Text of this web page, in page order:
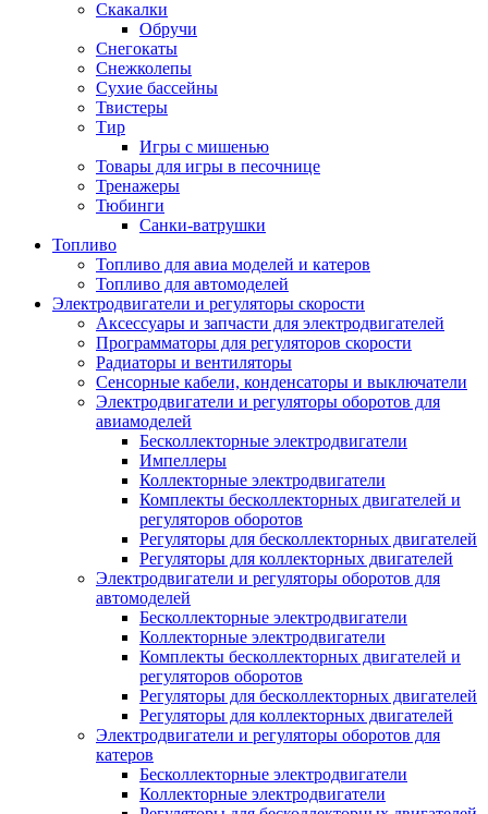
Скакалки
Обручи
Снегокаты
Снежколепы
Сухие бассейны
Твистеры
Тир
Игры с мишенью
Товары для игры в песочнице
Тренажеры
Тюбинги
Санки-ватрушки
Топливо
Топливо для авиа моделей и катеров
Топливо для автомоделей
Электродвигатели и регуляторы скорости
Аксессуары и запчасти для электродвигателей
Программаторы для регуляторов скорости
Радиаторы и вентиляторы
Сенсорные кабели, конденсаторы и выключатели
Электродвигатели и регуляторы оборотов для
авиамоделей
Бесколлекторные электродвигатели
Импеллеры
Коллекторные электродвигатели
Комплекты бесколлекторных двигателей и
регуляторов оборотов
Регуляторы для бесколлекторных двигателей
Регуляторы для коллекторных двигателей
Электродвигатели и регуляторы оборотов для
автомоделей
Бесколлекторные электродвигатели
Коллекторные электродвигатели
Комплекты бесколлекторных двигателей и
регуляторов оборотов
Регуляторы для бесколлекторных двигателей
Регуляторы для коллекторных двигателей
Электродвигатели и регуляторы оборотов для
катеров
Бесколлекторные электродвигатели
Коллекторные электродвигатели